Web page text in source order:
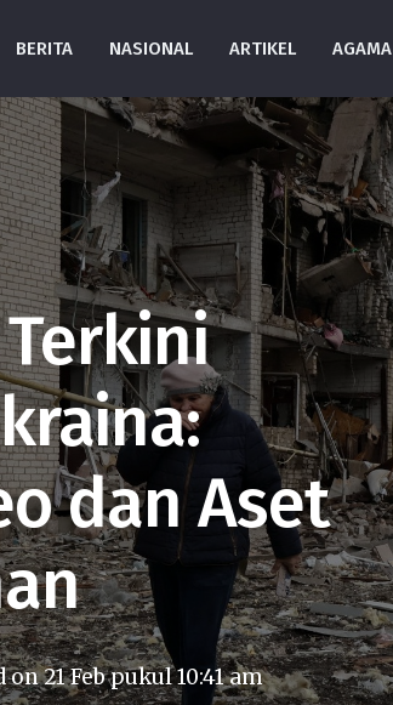
BERITA NASIONAL ARTIKEL AGAMA
dan Aset
on21 Feb pukul 10:41 am